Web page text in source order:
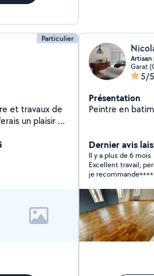
Particulier
un plaisir de
Garat
5/5
Présentation
Peintre en
Dernier avis
Il y a plus de 6 mois
Excellent travail,
je recommande++++